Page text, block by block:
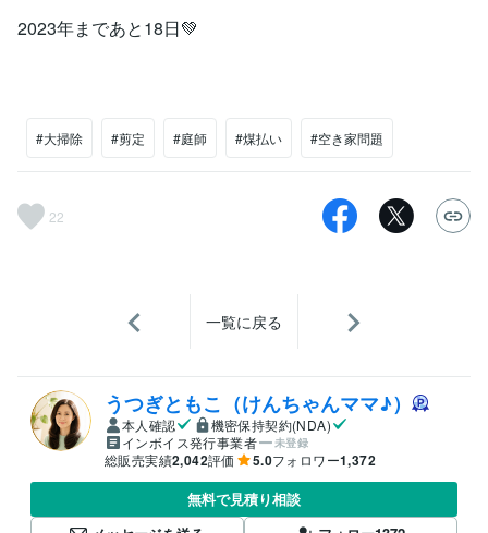
2023年まであと18日💚
#大掃除 #剪定 #庭師 #煤払い #空き家問題
22
一覧に戻る
うつぎともこ（けんちゃんママ♪）
本人確認
機密保持契約(NDA)
インボイス発行事業者
未登録
総販売実績2,042評価 5.0フォロワー1,372
無料で見積り相談